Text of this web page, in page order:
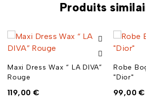
Produits
Maxi Dress Wax “ LA DIVA”
Rouge
119,00 €
Robe
"Dior"
99,00€